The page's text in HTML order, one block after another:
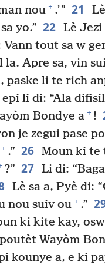
nou + .’” 21
yo.” 22 Lè Jezi
tout sa w
la. Apre sa, vin
paske li te rich
epi li di: “Ala
Bondye a + !
je zegui pase
+ .” 26 Moun ki te
?” 27 Li di:
Lè sa a, Pyè di:
nou suiv ou + .”
ki kite kay,
Wayòm
kounye a, e ki